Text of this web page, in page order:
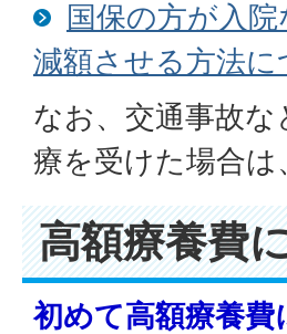
国保の方が入
減額させる方法に
なお、交通事故
療を受けた場合
高額療養費
初めて高額療養